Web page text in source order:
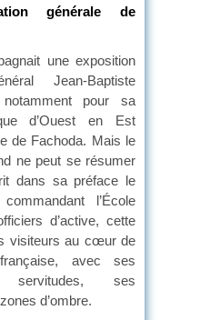
générale de
une exposition
Jean-Baptiste
pour sa
d’Ouest en Est
de Fachoda. Mais le
ne peut se résumer
dans sa préface le
l’École
d’active, cette
visiteurs au cœur de
avec ses
servitudes, ses
d’ombre.